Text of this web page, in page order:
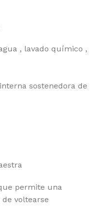
, lavado químico ,
sostenedora de
permite una
voltearse